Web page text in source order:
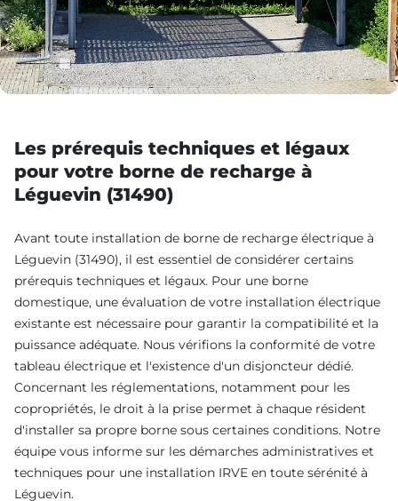
Les prérequis techniques et légaux
pour votre borne de recharge à
Léguevin (31490)
Avant toute installation de borne de recharge électrique à
Léguevin (31490), il est essentiel de considérer certains
prérequis techniques et légaux. Pour une borne
domestique, une évaluation de votre installation électrique
existante est nécessaire pour garantir la compatibilité et la
puissance adéquate. Nous vérifions la conformité de votre
tableau électrique et l'existence d'un disjoncteur dédié.
Concernant les réglementations, notamment pour les
copropriétés, le droit à la prise permet à chaque résident
d'installer sa propre borne sous certaines conditions. Notre
équipe vous informe sur les démarches administratives et
techniques pour une installation IRVE en toute sérénité à
Léguevin.